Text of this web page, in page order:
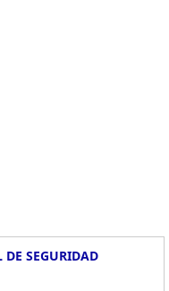
DE SEGURIDAD